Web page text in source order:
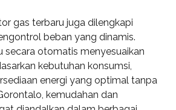
gas terbaru juga dilengkapi
beban yang dinamis.
secara otomatis menyesuaikan
kebutuhan konsumsi,
energi yang optimal tanpa
kemudahan dan